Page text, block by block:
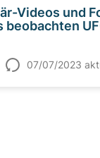
Videos und
beobachten
07/07/2023